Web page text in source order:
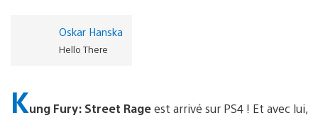
Oskar Hanska
Hello There
Kung Fury: Street Rageest arrivé sur PS4 ! Et avec lui,